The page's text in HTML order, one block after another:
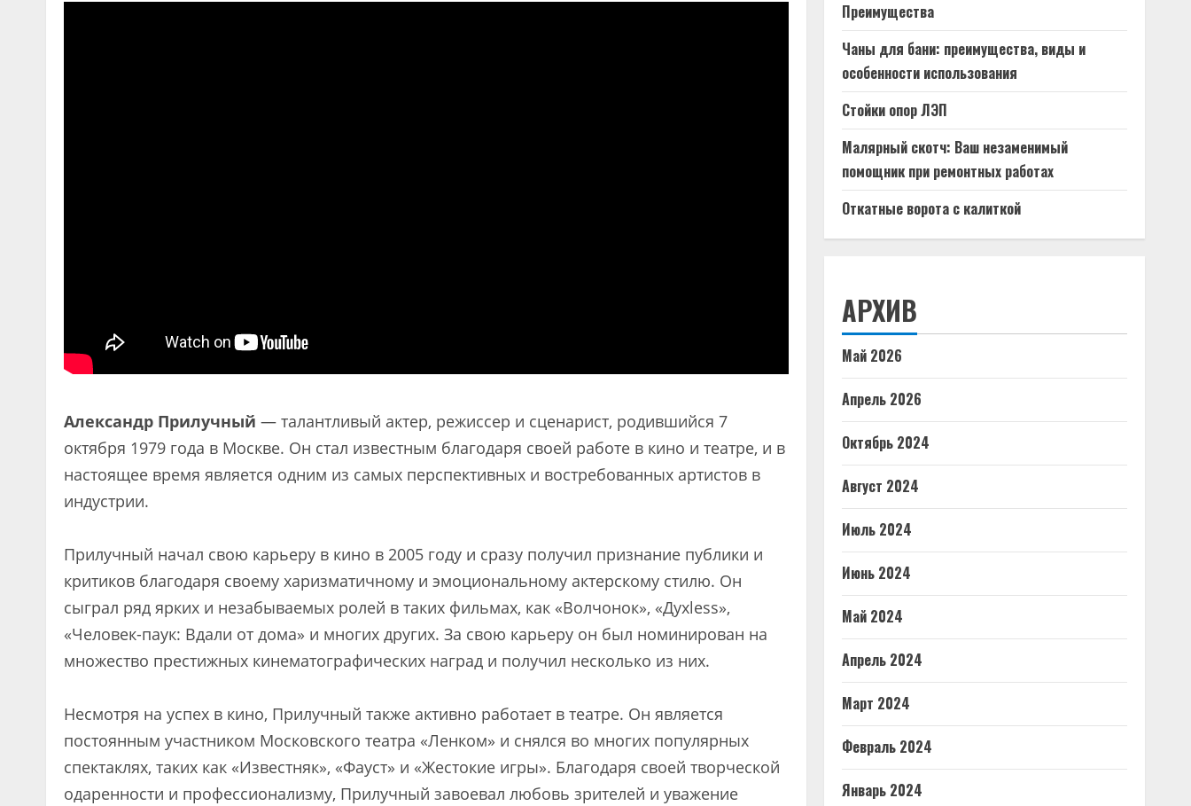
Александр Прилучный — талантливый актер, режиссер и сценарист, родившийся 7
октября 1979 года в Москве. Он стал известным благодаря своей работе в кино и театре, и в
настоящее время является одним из самых перспективных и востребованных артистов в
индустрии.
Прилучный начал свою карьеру в кино в 2005 году и сразу получил признание публики и
критиков благодаря своему харизматичному и эмоциональному актерскому стилю. Он
сыграл ряд ярких и незабываемых ролей в таких фильмах, как «Волчонок», «Духless»,
«Человек-паук: Вдали от дома» и многих других. За свою карьеру он был номинирован на
множество престижных кинематографических наград и получил несколько из них.
Несмотря на успех в кино, Прилучный также активно работает в театре. Он является
постоянным участником Московского театра «Ленком» и снялся во многих популярных
спектаклях, таких как «Известняк», «Фауст» и «Жестокие игры». Благодаря своей творческой
одаренности и профессионализму, Прилучный завоевал любовь зрителей и уважение
Преимущества
Чаны для бани: преимущества, виды и
особенности использования
Стойки опор ЛЭП
Малярный скотч: Ваш незаменимый
помощник при ремонтных работах
Откатные ворота с калиткой
АРХИВ
Май 2026
Апрель 2026
Октябрь 2024
Август 2024
Июль 2024
Июнь 2024
Май 2024
Апрель 2024
Март 2024
Февраль 2024
Январь 2024